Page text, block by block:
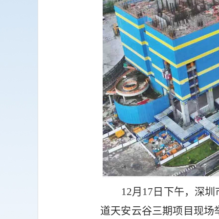
12月17日下午，深
道天安云谷三期项目现